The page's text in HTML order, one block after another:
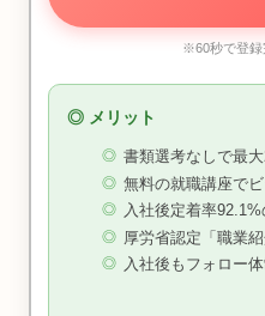
※60秒で登録
◎ メリット
書類選考なしで最
無料の就職講座で
入社後定着率
厚労省認定「職業紹
入社後もフォロー